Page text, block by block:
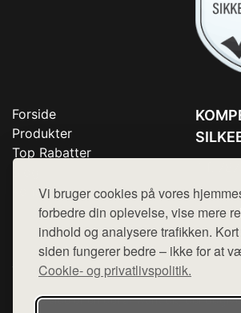
Vi bruger cookies på vores
forbedre din oplevelse, vise mere
indhold og analysere trafikken.
siden fungerer bedre – ikke for at
Cookie- og privatlivspolitik.
Forside
Produkter
Top Rabatter
Kontakt
Mail:
Denne side er en del af want.dk, der